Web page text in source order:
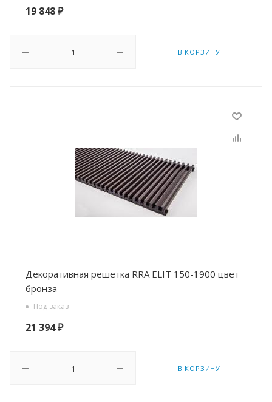
19 848₽
В КОРЗИНУ
Декоративная решетка RRA ELIT 150-1900 цвет
бронза
Под заказ
21 394₽
В КОРЗИНУ